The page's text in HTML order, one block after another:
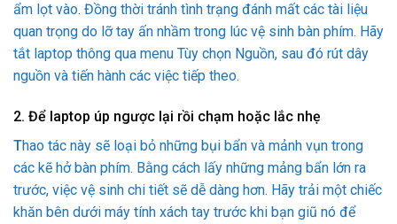
ẩm lọt vào. Đồng thời tránh tình trạng đánh mất các tài liệu
quan trọng do lỡ tay ấn nhầm trong lúc vệ sinh bàn phím. Hãy
tắt laptop thông qua menu Tùy chọn Nguồn, sau đó rút dây
nguồn và tiến hành các việc tiếp theo.
2. Để laptop úp ngược lại rồi chạm hoặc lắc nhẹ
Thao tác này sẽ loại bỏ những bụi bẩn và mảnh vụn trong
các kẽ hở bàn phím. Bằng cách lấy những mảng bẩn lớn ra
trước, việc vệ sinh chi tiết sẽ dễ dàng hơn. Hãy trải một chiếc
khăn bên dưới máy tính xách tay trước khi bạn giũ nó để